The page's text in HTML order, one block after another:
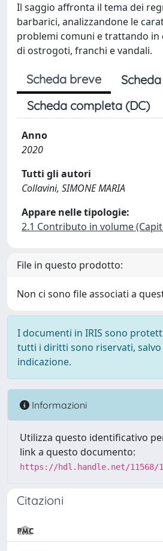
Il saggio affronta il tema dei
barbarici, analizzandone le
problemi comuni e trattando in
di ostrogoti, franchi e vandali.
Scheda breve
Scheda completa (DC)
Anno
2020
Tutti gli autori
Collavini, SIMONE MARIA
Appare nelle tipologie:
2.1 Contributo in volume
File in questo prodotto:
Non ci sono file associati a
I documenti in IRIS sono
tutti i diritti sono riservati, salvo
indicazione.
Informazioni
Utilizza questo identificativo
link a questo documento:
https://hdl.handle.net/11568/
Citazioni